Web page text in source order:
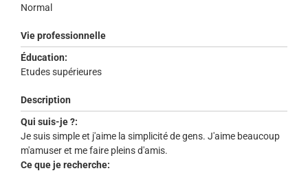
Normal
Vie professionnelle
Éducation:
Etudes supérieures
Description
Qui suis-je ?:
Je suis simple et j'aime la simplicité de gens. J'aime beaucoup
m'amuser et me faire pleins d'amis.
Ce que je recherche: